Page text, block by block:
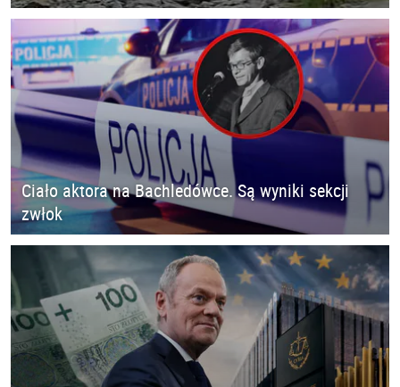
Ciało aktora na Bachledówce. Są wyniki sekcji
zwłok